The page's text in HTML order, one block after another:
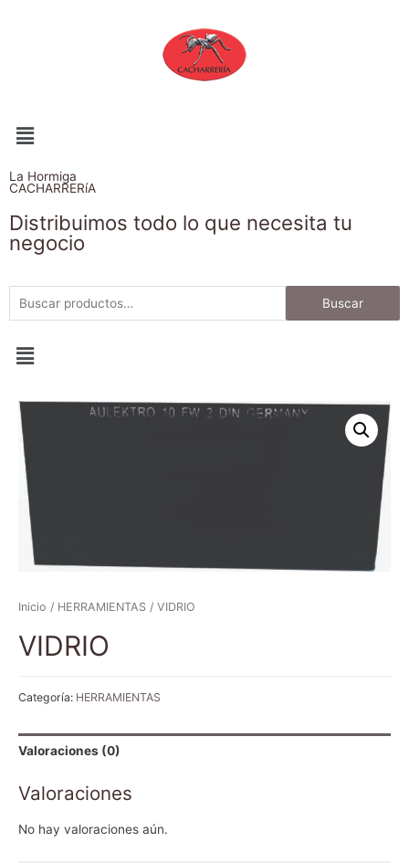
La Hormiga
CACHARRERíA
Distribuimos todo lo que necesita tu
negocio
Buscar
Inicio / HERRAMIENTAS / VIDRIO
VIDRIO
Categoría: HERRAMIENTAS
Valoraciones (0)
Valoraciones
No hay valoraciones aún.